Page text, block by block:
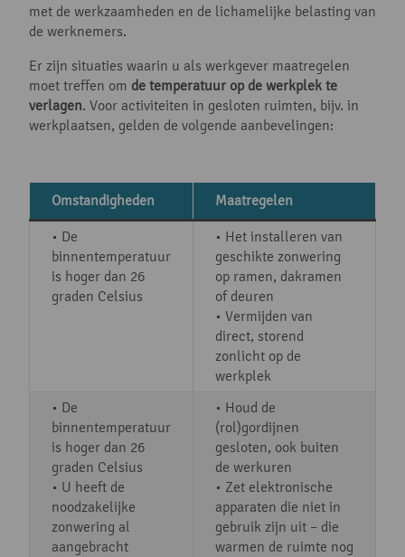
met de werkzaamheden en de lichamelijke belasting van
de werknemers.
Er zijn situaties waarin u als werkgever maatregelen
moet treffen om de temperatuur op de werkplek te
verlagen. Voor activiteiten in gesloten ruimten, bijv. in
werkplaatsen, gelden de volgende aanbevelingen:
Omstandigheden Maatregelen
• De
binnentemperatuur
is hoger dan 26
graden Celsius
• Het installeren van
geschikte zonwering
op ramen, dakramen
of deuren
• Vermijden van
direct, storend
zonlicht op de
werkplek
• De
binnentemperatuur
is hoger dan 26
graden Celsius
• U heeft de
noodzakelijke
zonwering al
aangebracht
• Houd de
(rol)gordijnen
gesloten, ook buiten
de werkuren
• Zet elektronische
apparaten die niet in
gebruik zijn uit – die
warmen de ruimte nog